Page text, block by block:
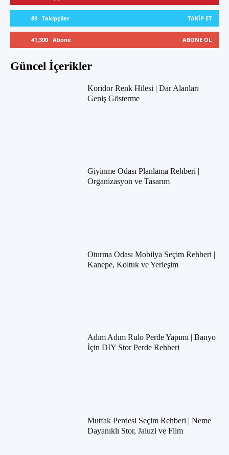
89 Takipçiler TAKIP ET
41,300 Abone ABONE OL
Güncel İçerikler
Koridor Renk Hilesi | Dar Alanları
Geniş Gösterme
Giyinme Odası Planlama Rehberi |
Organizasyon ve Tasarım
Oturma Odası Mobilya Seçim Rehberi |
Kanepe, Koltuk ve Yerleşim
Adım Adım Rulo Perde Yapımı | Banyo
İçin DIY Stor Perde Rehberi
Mutfak Perdesi Seçim Rehberi | Neme
Dayanıklı Stor, Jaluzi ve Film